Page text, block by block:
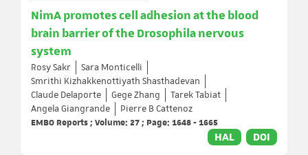
NimA promotes cell adhesion at the blood
brain barrier of the Drosophila nervous
system
Rosy Sakr
Sara Monticelli
Smrithi Kizhakkenottiyath Shasthadevan
Claude Delaporte
Gege Zhang
Tarek Tabiat
Angela Giangrande
Pierre B Cattenoz
EMBO Reports ; Volume: 27 ; Page: 1648 - 1665
HAL DOI